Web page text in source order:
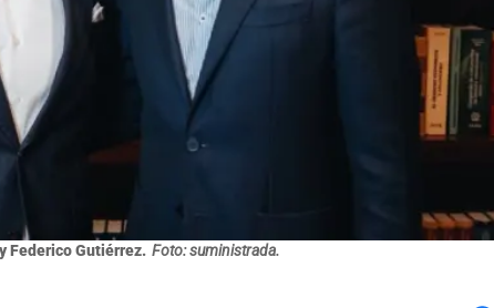
Federico Gutiérrez. Foto: suministrada.